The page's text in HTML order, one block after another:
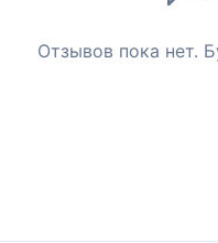
Отзывов пока нет.